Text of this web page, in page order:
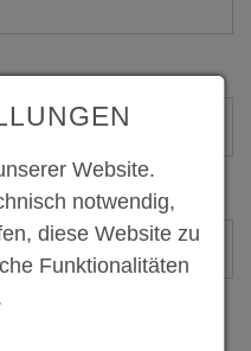
und bin mit ihnen
Website.
notwendig,
diese Website zu
Funktionalitäten